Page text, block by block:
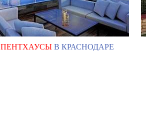
ПЕНТХАУСЫ В КРАСНОДАРЕ